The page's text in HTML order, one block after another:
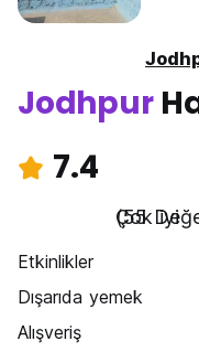
Jodhpur
7.4
Çok iyi
(55
Etkinlikler
Dışarıda yemek
Alışveriş